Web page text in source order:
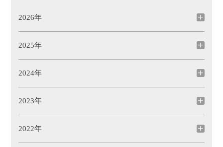
2026年
2025年
2024年
2023年
2022年